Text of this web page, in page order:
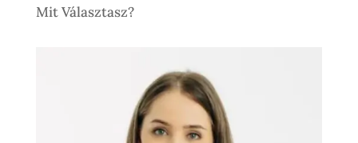
Mit Választasz?